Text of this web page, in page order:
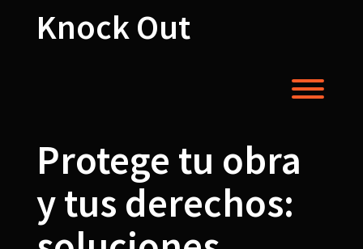
Knock Out
Protege tu obra
y tus derechos: